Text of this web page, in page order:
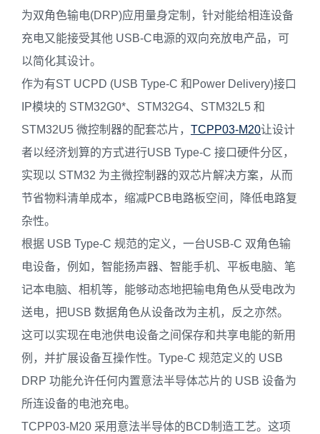
为双角色输电(DRP)应用量身定制，针对能给相连设备
充电又能接受其他 USB-C电源的双向充放电产品，可
以简化其设计。
作为有ST UCPD (USB Type-C 和Power Delivery)接口
IP模块的 STM32G0*、STM32G4、STM32L5 和
STM32U5 微控制器的配套芯片， TCPP03-M20让设计
者以经济划算的方式进行USB Type-C 接口硬件分区，
实现以 STM32 为主微控制器的双芯片解决方案，从而
节省物料清单成本，缩减PCB电路板空间，降低电路复
杂性。
根据 USB Type-C 规范的定义，一台USB-C 双角色输
电设备，例如，智能扬声器、智能手机、平板电脑、笔
记本电脑、相机等，能够动态地把输电角色从受电改为
送电，把USB 数据角色从设备改为主机，反之亦然。
这可以实现在电池供电设备之间保存和共享电能的新用
例，并扩展设备互操作性。Type-C 规范定义的 USB
DRP 功能允许任何内置意法半导体芯片的 USB 设备为
所连设备的电池充电。
TCPP03-M20 采用意法半导体的BCD制造工艺。这项